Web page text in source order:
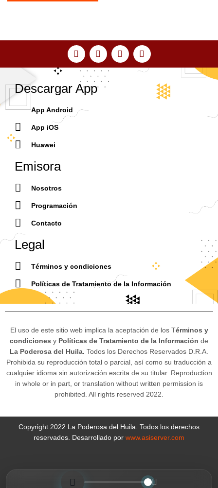
Descargar App
App Android
App iOS
Huawei
Emisora
Nosotros
Programación
Contacto
Legal
Términos y condiciones
Políticas de Tratamiento de la Información
El uso de este sitio web implica la aceptación de los Términos y
condiciones y Políticas de Tratamiento de la Información de
La Poderosa del Huila. Todos los Derechos Reservados D.R.A.
Prohibida su reproducción total o parcial, así como su traducción a
cualquier idioma sin autorización escrita de su titular. Reproduction
in whole or in part, or translation without written permission is
prohibited. All rights reserved 2022.
Copyright 2022 La Poderosa del Huila. Todos los derechos
reservados. Desarrollado por www.asiserver.com